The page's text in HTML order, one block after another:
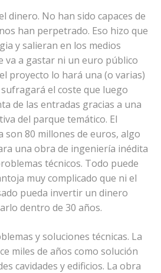
dinero. No han sido capaces de
han perpetrado. Eso hizo que
y salieran en los medios
va a gastar ni un euro público
proyecto lo hará una (o varias)
el coste que luego
de las entradas gracias a una
del parque temático. El
son 80 millones de euros, algo
una obra de ingeniería inédita
técnicos. Todo puede
muy complicado que ni el
pueda invertir un dinero
dentro de 30 años.
y soluciones técnicas. La
miles de años como solución
cavidades y edificios. La obra